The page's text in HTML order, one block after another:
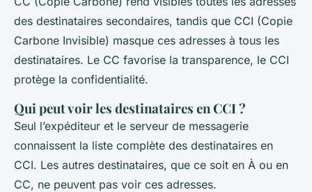
des destinataires secondaires, tandis que CCI (Copie
Carbone Invisible) masque ces adresses à tous les
destinataires. Le CC favorise la transparence, le CCI
protège la confidentialité.
Qui peut voir les destinataires en CCI ?
Seul l’expéditeur et le serveur de messagerie
connaissent la liste complète des destinataires en
CCI. Les autres destinataires, que ce soit en À ou en
CC, ne peuvent pas voir ces adresses.